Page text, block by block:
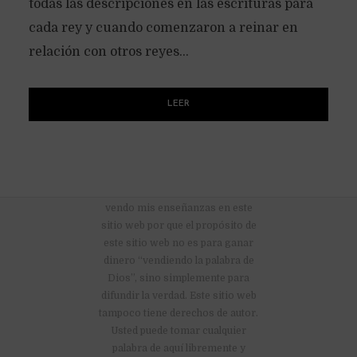
todas las descripciones en las escrituras para
cada rey y cuando comenzaron a reinar en
relación con otros reyes...
LEER
vendo mis enseñanzas en este
sitio web por que el propósito de
este sitio web no es para ganar
dinero “vendiendo la palabra de
Dios”, sino simplemente para
difundir la verdad. Este sitio web
tampoco tiene derechos de autor.
Usted puede tomar cualquier
palabra de aquí libremente y